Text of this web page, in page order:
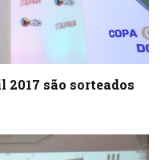
2017 são sorteados